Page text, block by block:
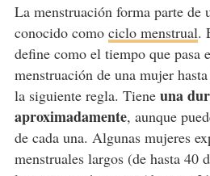
La menstruación forma parte de
conocido como ciclo menstrual.
define como el tiempo que pasa
menstruación de una mujer
la siguiente regla. Tiene una
aproximadamente, aunque
de cada una. Algunas mujeres
menstruales largos (de hasta 40